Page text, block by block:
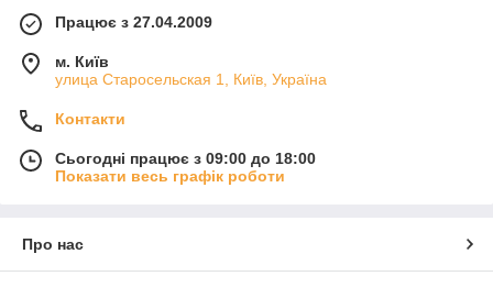
Працює з 27.04.2009
м. Київ
улица Старосельская 1, Київ, Україна
Контакти
Сьогодні працює з 09:00 до 18:00
Показати весь графік роботи
Про нас